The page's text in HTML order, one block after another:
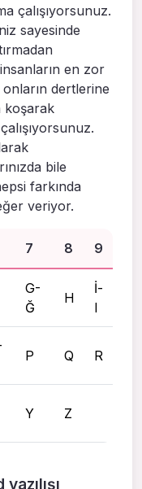
çalışıyorsunuz.
sayesinde
en zor
dertlerine
koşarak
bile
farkında
veriyor.
7 8 9
G-
Ğ
H
İ-
I
P Q R
Y Z